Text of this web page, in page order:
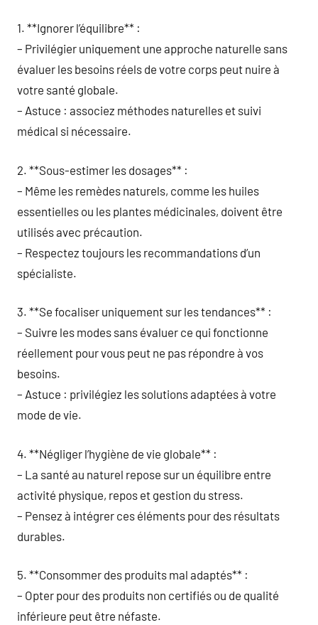
1. **Ignorer l’équilibre** :
– Privilégier uniquement une approche naturelle sans
évaluer les besoins réels de votre corps peut nuire à
votre santé globale.
– Astuce : associez méthodes naturelles et suivi
médical si nécessaire.
2. **Sous-estimer les dosages** :
– Même les remèdes naturels, comme les huiles
essentielles ou les plantes médicinales, doivent être
utilisés avec précaution.
– Respectez toujours les recommandations d’un
spécialiste.
3. **Se focaliser uniquement sur les tendances** :
– Suivre les modes sans évaluer ce qui fonctionne
réellement pour vous peut ne pas répondre à vos
besoins.
– Astuce : privilégiez les solutions adaptées à votre
mode de vie.
4. **Négliger l’hygiène de vie globale** :
– La santé au naturel repose sur un équilibre entre
activité physique, repos et gestion du stress.
– Pensez à intégrer ces éléments pour des résultats
durables.
5. **Consommer des produits mal adaptés** :
– Opter pour des produits non certifiés ou de qualité
inférieure peut être néfaste.